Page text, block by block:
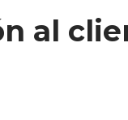
al